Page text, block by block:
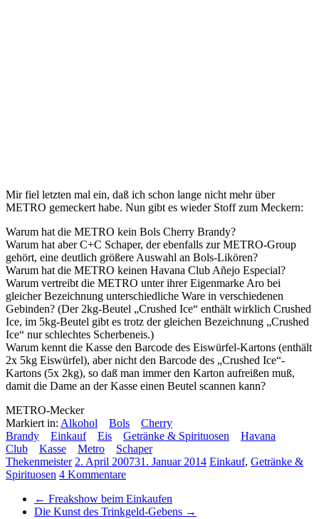
Mir fiel letzten mal ein, daß ich schon lange nicht mehr über
METRO gemeckert habe. Nun gibt es wieder Stoff zum Meckern:
Warum hat die METRO kein Bols Cherry Brandy?
Warum hat aber C+C Schaper, der ebenfalls zur METRO-Group
gehört, eine deutlich größere Auswahl an Bols-Likören?
Warum hat die METRO keinen Havana Club Añejo Especial?
Warum vertreibt die METRO unter ihrer Eigenmarke Aro bei
gleicher Bezeichnung unterschiedliche Ware in verschiedenen
Gebinden? (Der 2kg-Beutel „Crushed Ice“ enthält wirklich Crushed
Ice, im 5kg-Beutel gibt es trotz der gleichen Bezeichnung „Crushed
Ice“ nur schlechtes Scherbeneis.)
Warum kennt die Kasse den Barcode des Eiswürfel-Kartons (enthält
2x 5kg Eiswürfel), aber nicht den Barcode des „Crushed Ice“-
Kartons (5x 2kg), so daß man immer den Karton aufreißen muß,
damit die Dame an der Kasse einen Beutel scannen kann?
METRO-Mecker
Markiert in: Alkohol Bols
Cherry
Brandy
Einkauf Eis Getränke & Spirituosen
Havana
Club
Kasse Metro
Schaper
Thekenmeister 2. April 200731. Januar 2014 Einkauf, Getränke &
Spirituosen 4 Kommentare
← Freakshow beim Einkaufen
Die Kunst des Trinkgeld-Gebens →